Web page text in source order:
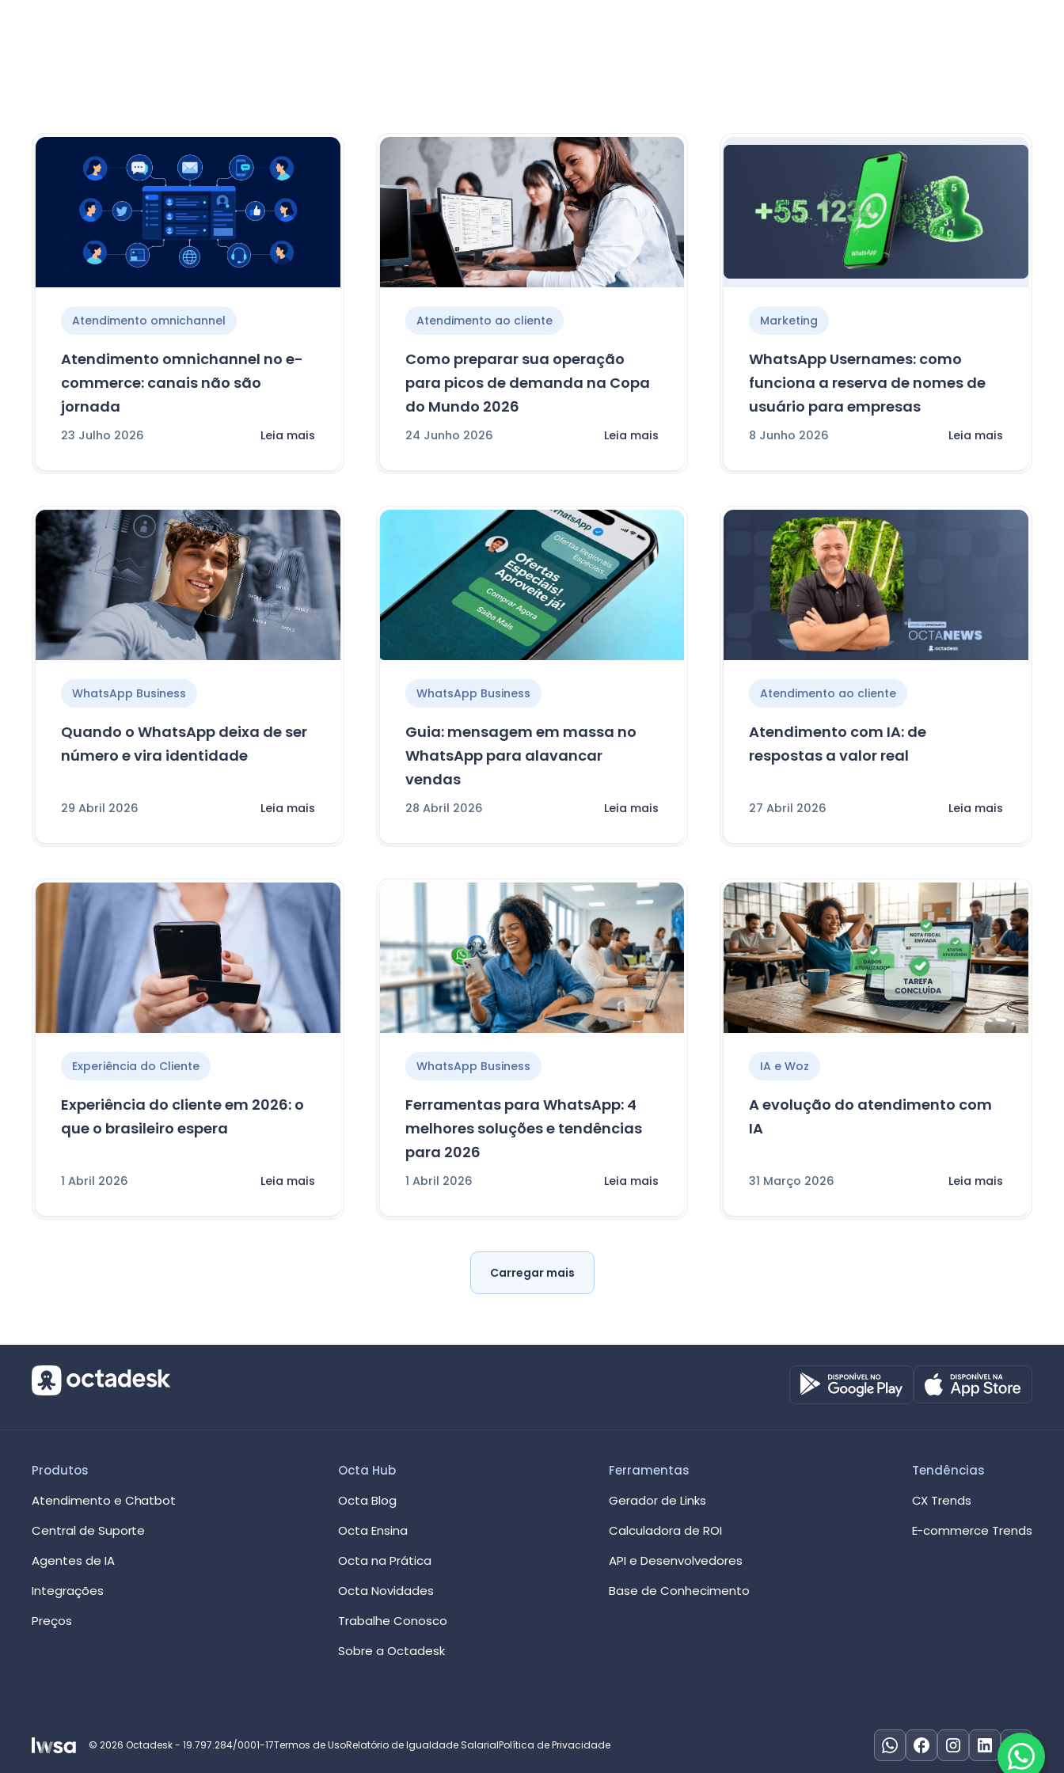
Atendimento omnichannel
Atendimento omnichannel no e-
commerce: canais não são
jornada
23 Julho 2026 Leia mais
Atendimento ao cliente
Como preparar sua operação
para picos de demanda na Copa
do Mundo 2026
24 Junho 2026 Leia mais
Marketing
WhatsApp Usernames: como
funciona a reserva de nomes de
usuário para empresas
8 Junho 2026 Leia mais
WhatsApp Business
Quando o WhatsApp deixa de ser
número e vira identidade
29 Abril 2026 Leia mais
WhatsApp Business
Guia: mensagem em massa no
WhatsApp para alavancar
vendas
28 Abril 2026 Leia mais
Atendimento ao cliente
Atendimento com IA: de
respostas a valor real
27 Abril 2026 Leia mais
Experiência do Cliente
Experiência do cliente em 2026: o
que o brasileiro espera
1 Abril 2026 Leia mais
WhatsApp Business
Ferramentas para WhatsApp: 4
melhores soluções e tendências
para 2026
1 Abril 2026 Leia mais
IA e Woz
A evolução do atendimento com
IA
31 Março 2026 Leia mais
Carregar mais
Produtos
Atendimento e Chatbot
Central de Suporte
Agentes de IA
Integrações
Preços
Octa Hub
Octa Blog
Octa Ensina
Octa na Prática
Octa Novidades
Trabalhe Conosco
Sobre a Octadesk
Ferramentas
Gerador de Links
Calculadora de ROI
API e Desenvolvedores
Base de Conhecimento
Tendências
CX Trends
E-commerce Trends
© 2026 Octadesk - 19.797.284/0001-17Termos de UsoRelatório de Igualdade SalarialPolítica de Privacidade
Octadesk
Online agora